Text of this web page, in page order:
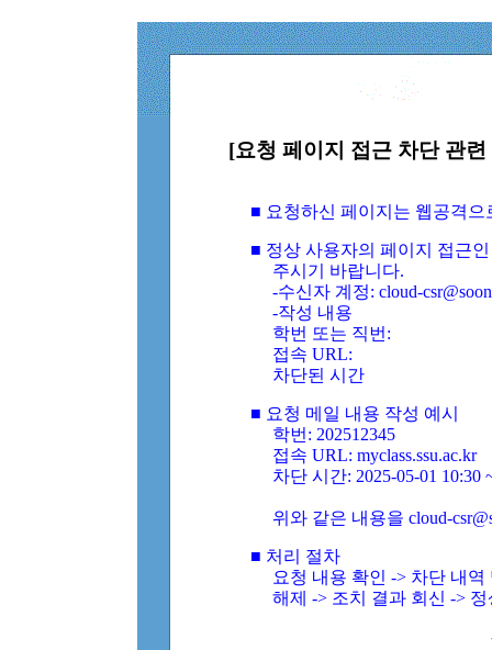
[요청 페이지 접근 차단 관
■ 요청하신 페이지는 웹공격
■ 정상 사용자의 페이지 접근
주시기 바랍니다.
-수신자 계정: cloud-
-작성 내용
학번 또는 직번:
접속 URL:
차단된 시간
■ 요청 메일 내용 작성 예시
학번: 202512345
접속 URL: myclass.ssu.ac.kr
차단 시간: 2025-05-01 10:30
위와 같은 내용을 cloud-
■ 처리 절차
요청 내용 확인 -> 차단 내
해제 -> 조치 결과 회신 ->